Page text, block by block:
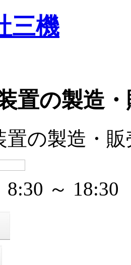
置の製造
置の製造・
8:30 ～